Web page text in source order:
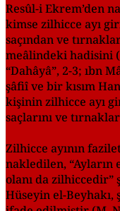
Resûl-i Ekrem’den
kimse zilhicce ayı
saçından ve
meâlindeki hadisini
“Dahâyâ”, 2-3; ıbn
şâfiî ve bir kısım
kişinin zilhicce ayı
saçlarını ve
Zilhicce ayının
nakledilen, “Ayların
olanı da
Hüseyin el-Beyhakı,